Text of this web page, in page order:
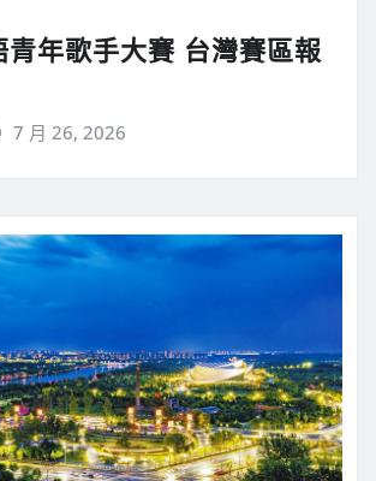
青年歌手大賽 台灣賽區報
7 月 26, 2026